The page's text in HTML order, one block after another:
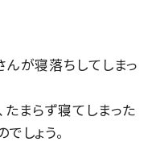
が寝落ちしてしまっ
まらず寝てしまった
しょう。